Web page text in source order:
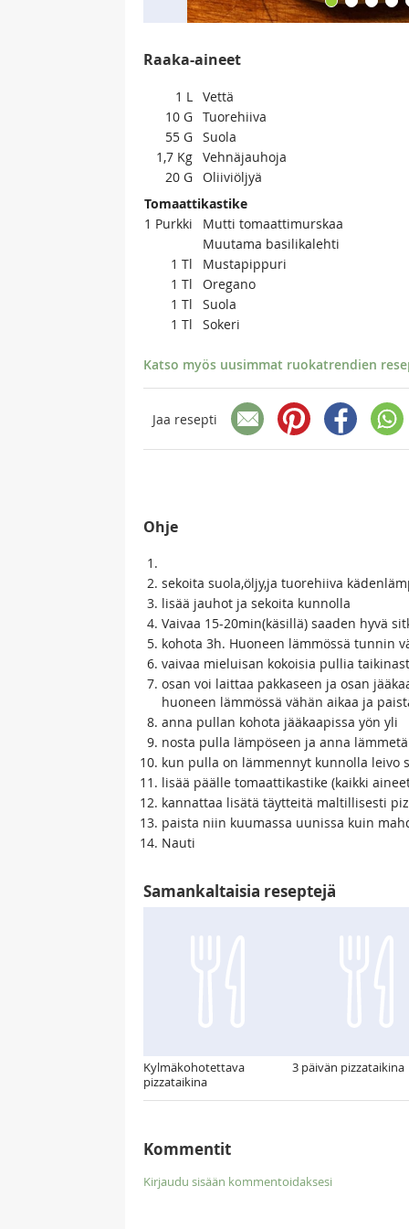
Raaka-aineet
1 L Vettä
10 G Tuorehiiva
55 G Suola
1,7 Kg Vehnäjauhoja
20 G Oliiviöljyä
Tomaattikastike
1 Purkki
Mutti tomaattimurskaa
Muutama basilikalehti
1 Tl
Mustapippuri
1 Tl
Oregano
1 Tl
Suola
1 Tl Sokeri
Katso myös uusimmat ruokatrendien
Jaa resepti
Ohje
sekoita suola,öljy,ja tuorehiiva
lisää jauhot ja sekoita kunnolla
Vaivaa 15-20min(käsillä) saaden hyvä
kohota 3h. Huoneen lämmössä tunnin
vaivaa mieluisan kokoisia pullia
osan voi laittaa pakkaseen ja osan
huoneen lämmössä vähän aikaa ja
anna pullan kohota jääkaapissa yön yli
nosta pulla lämpöseen ja anna
kun pulla on lämmennyt kunnolla
lisää päälle tomaattikastike (kaikki
kannattaa lisätä täytteitä maltillisesti
paista niin kuumassa uunissa kuin
Nauti
Samankaltaisia reseptejä
Kylmäkohotettava
pizzataikina
3 päivän pizzataikina
Kommentit
Kirjaudu sisään kommentoidaksesi